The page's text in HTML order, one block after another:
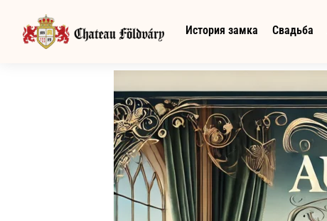
История замка Свадьба